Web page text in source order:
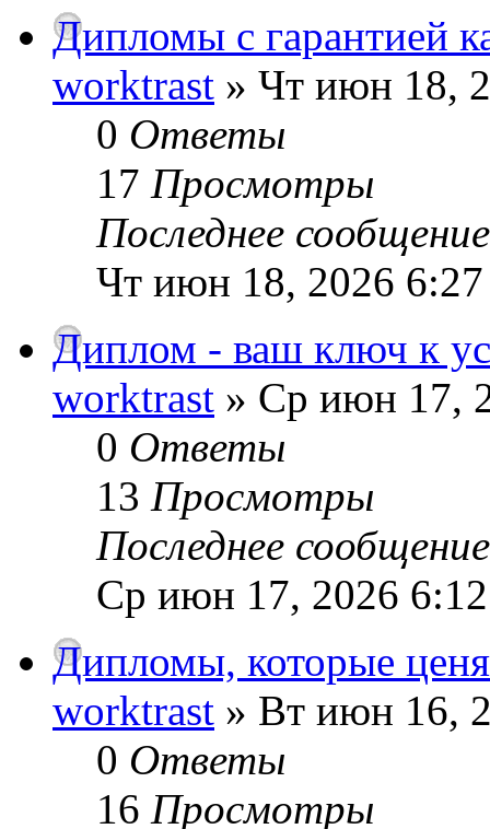
Дипломы с гарантией
worktrast » Чт июн 18,
0 Ответы
17 Просмотры
Последнее
Чт июн 18, 2026
Диплом - ваш ключ к
worktrast » Ср июн 17,
0 Ответы
13 Просмотры
Последнее
Ср июн 17, 2026
Дипломы, которые
worktrast » Вт июн 16,
0 Ответы
16 Просмотры